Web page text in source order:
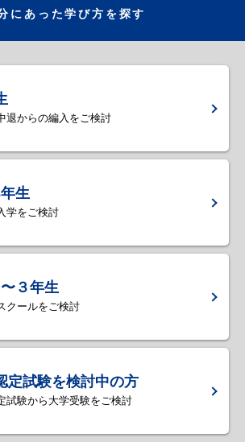
にあった学び方を探す
退からの編入をご検討
生
学をご検討
３年生
クールをご検討
定試験を検討中の方
試験から大学受験をご検討